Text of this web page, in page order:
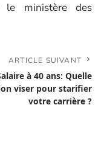
le ministère des
ARTICLE SUIVANT
à 40 ans: Quelle
viser pour starifier
votre carrière ?